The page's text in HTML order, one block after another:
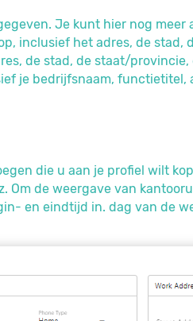
Je kunt hier nog meer
inclusief het adres, de
de stad, de staat/
je bedrijfsnaam, functietitel,
die u aan je profiel wilt
Om de weergave van
en eindtijd in. dag van de